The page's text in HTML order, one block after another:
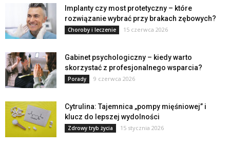
Implanty czy most protetyczny – które
rozwiązanie wybrać przy brakach zębowych?
Choroby i leczenie 15 czerwca 2026
Gabinet psychologiczny – kiedy warto
skorzystać z profesjonalnego wsparcia?
Porady 9 czerwca 2026
Cytrulina: Tajemnica „pompy mięśniowej” i
klucz do lepszej wydolności
Zdrowy tryb życia 15 stycznia 2026